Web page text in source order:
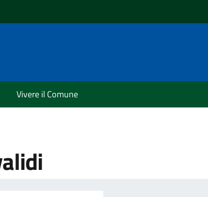
Vivere il Comune